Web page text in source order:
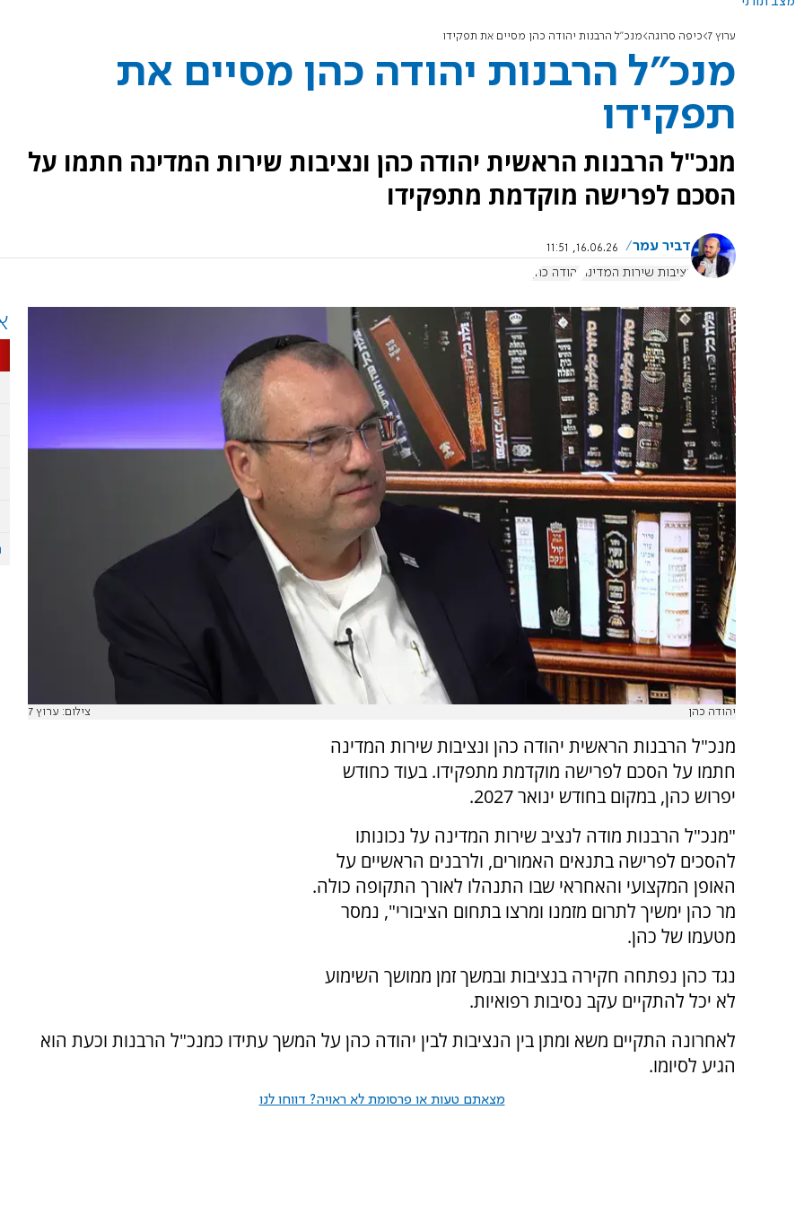
ערוץ 7 כיפה סרוגה מנכ"ל הרבנות יהודה כהן מסיים את תפקידו
מנכ"ל הרבנות יהודה כהן מסיים את
תפקידו
מנכ"ל הרבנות הראשית יהודה כהן ונציבות שירות המדינה חתמו על
הסכם לפרישה מוקדמת מתפקידו
דביר עמר
16.06.26, 11:51
נציבות שירות המדינה
יהודה כהן
יהודה כהן צילום: ערוץ 7
מנכ"ל הרבנות הראשית יהודה כהן ונציבות שירות המדינה
חתמו על הסכם לפרישה מוקדמת מתפקידו. בעוד כחודש
יפרוש כהן, במקום בחודש ינואר 2027.
"מנכ"ל הרבנות מודה לנציב שירות המדינה על נכונותו
להסכים לפרישה בתנאים האמורים, ולרבנים הראשיים על
האופן המקצועי והאחראי שבו התנהלו לאורך התקופה כולה.
מר כהן ימשיך לתרום מזמנו ומרצו בתחום הציבורי", נמסר
מטעמו של כהן.
נגד כהן נפתחה חקירה בנציבות ובמשך זמן ממושך השימוע
לא יכל להתקיים עקב נסיבות רפואיות.
לאחרונה התקיים משא ומתן בין הנציבות לבין יהודה כהן על המשך עתידו כמנכ"ל הרבנות וכעת הוא
הגיע לסיומו.
מצאתם טעות או פרסומת לא ראויה? דווחו לנו